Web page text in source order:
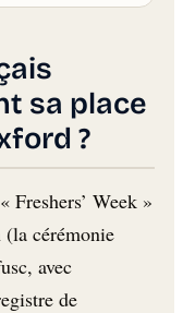
sa place
?
Freshers’ Week »
cérémonie
avec
de